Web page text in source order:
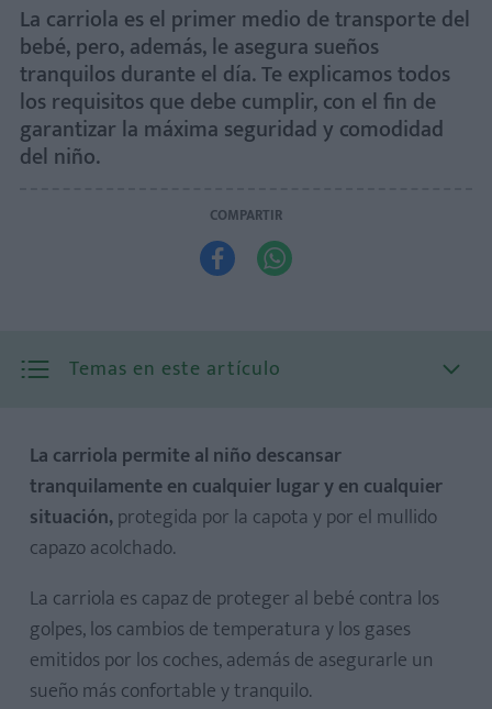
La carriola es el primer medio de transporte del
bebé, pero, además, le asegura sueños
tranquilos durante el día. Te explicamos todos
los requisitos que debe cumplir, con el fin de
garantizar la máxima seguridad y comodidad
del niño.
COMPARTIR
 
Temas en este artículo
El capazo de la carriola
El chasis de paseo
La carriola permite al niño descansar
tranquilamente en cualquier lugar y en cualquier
situación,protegida por la capota y por el mullido
capazo acolchado.
La carriola es capaz de proteger al bebé contra los
golpes, los cambios de temperatura y los gases
emitidos por los coches, además de asegurarle un
sueño más confortable y tranquilo.